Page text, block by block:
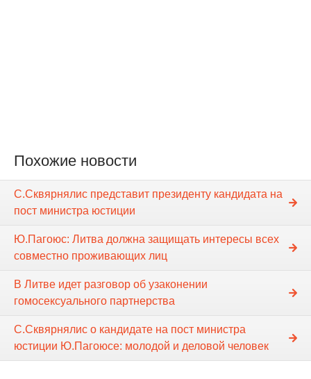
Похожие новости
С.Сквярнялис представит президенту кандидата на
пост министра юстиции
Ю.Пагоюс: Литва должна защищать интересы всех
совместно проживающих лиц
В Литве идет разговор об узаконении
гомосексуального партнерства
С.Сквярнялис о кандидате на пост министра
юстиции Ю.Пагоюсе: молодой и деловой человек